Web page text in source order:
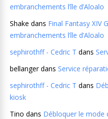
embranchements l’île d’Aloalo
Shake dans Final Fantasy XIV
embranchements l’île d’Aloalo
sephirothff - Cedric T dans
bellangerdans Service
sephirothff - Cedric T dans
kiosk
Tino dans Débloquer le mode